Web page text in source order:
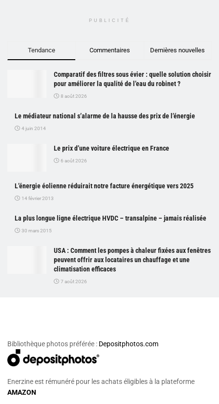
PUBLICITÉ
Tendance Commentaires Dernières nouvelles
Comparatif des filtres sous évier : quelle solution choisir
pour améliorer la qualité de l’eau du robinet ?
8 août 2026
Le médiateur national s’alarme de la hausse des prix de l’énergie
4 juin 2014
Le prix d’une voiture électrique en France
6 août 2026
L’énergie éolienne réduirait notre facture énergétique vers 2025
14 février 2013
La plus longue ligne électrique HVDC – transalpine – jamais réalisée
30 mars 2015
USA : Comment les pompes à chaleur fixées aux fenêtres
peuvent offrir aux locataires un chauffage et une
climatisation efficaces
7 août 2026
Bibliothèque photos préférée : Depositphotos.com
Enerzine est rémunéré pour les achats éligibles à la plateforme
AMAZON